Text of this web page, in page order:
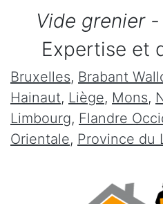
Vide grenier
Expertise et
Bruxelles, Brabant
Hainaut, Liège, Mons,
Limbourg, Flandre
Orientale, Province du